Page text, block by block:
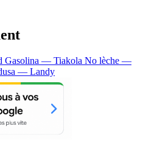
Gasolina — Tiakola No lèche —
— Landy